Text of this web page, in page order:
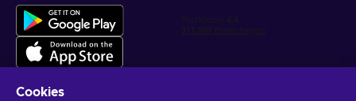
Cookies